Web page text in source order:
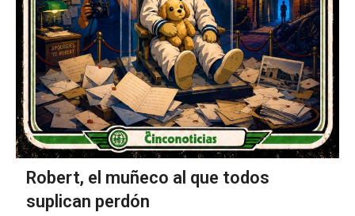
Robert, el muñeco al que todos
suplican perdón